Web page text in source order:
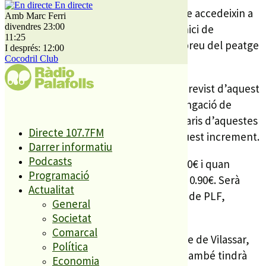
En directe
Amb Marc Ferri
divendres 23:00
11:25
I després: 12:00
Cocodril Club
Directe 107.7FM
Darrer informatiu
Podcasts
Programació
Actualitat
General
Societat
Comarcal
Política
Economia
Els usuaris d’aquestes 3 poblacions que accedeixin a
la via ràpida per l’enllaç 130 (l’actual inici de
l’autopista), s’estalviaran un 30% del preu del peatge
de PLF.
Aquest 30% correspon a l’increment previst d’aquest
peatge quan es posi en marxa la prolongació de
l’autopista és del 30%, pel que els usuaris d’aquestes
poblacions el que faran serà evitar aquest increment.
Actualment el peatge de PLF costa 0.70€ i quan
s’incrementi aquest estiu superarà els 0.90€. Serà
aquest increment el que els habitants de PLF,
Malgrat i Tordera s’estalviaran.
Aquesta no és l’única mesura. Al peatge de Vilassar,
que ara costa 1 euro amb 17 cèntims, també tindrà